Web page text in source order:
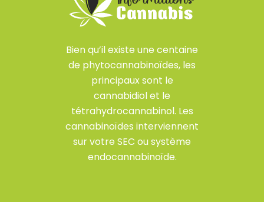
Bien qu’il existe une centaine
de phytocannabinoïdes, les
principaux sont le
cannabidiol et le
tétrahydrocannabinol. Les
cannabinoïdes interviennent
sur votre SEC ou système
endocannabinoïde.